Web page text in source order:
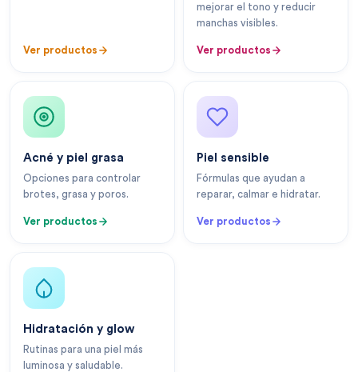
Ver productos
mejorar el tono y reducir
manchas visibles.
Ver productos
Acné y piel grasa
Opciones para controlar
brotes, grasa y poros.
Ver productos
Piel sensible
Fórmulas que ayudan a
reparar, calmar e hidratar.
Ver productos
Hidratación y glow
Rutinas para una piel más
luminosa y saludable.